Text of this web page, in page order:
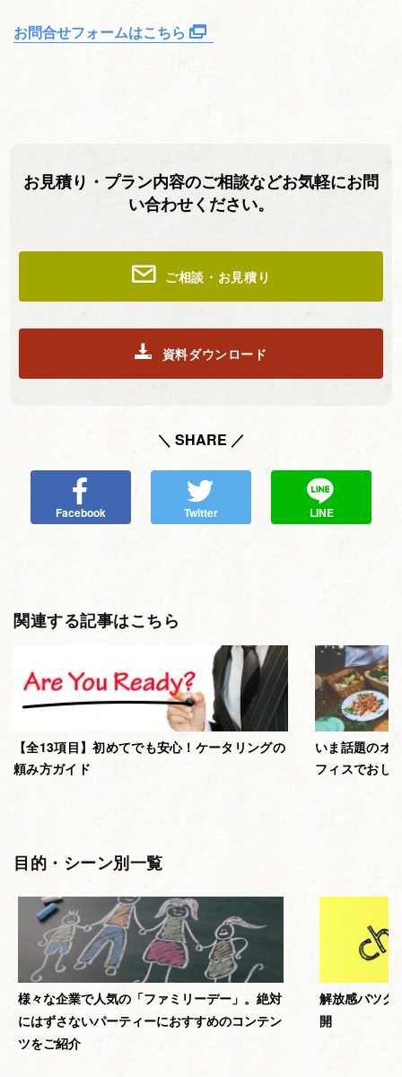
お問合せフォームはこちら
お見積り・プラン内容のご相談などお気軽にお問
い合わせください。
ご相談・お見積り
資料ダウンロード
＼ SHARE ／
Facebook Twitter LINE
関連する記事はこちら
【全13項目】初めてでも安心！ケータリングの
頼み方ガイド
いま話題のオ
フィスでおし
目的・シーン別一覧
様々な企業で人気の「ファミリーデー」。絶対
にはずさないパーティーにおすすめのコンテン
ツをご紹介
解放感バツグ
開